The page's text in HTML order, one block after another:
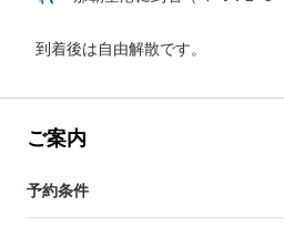
到着後は自由解散です。
ご案内
予約条件